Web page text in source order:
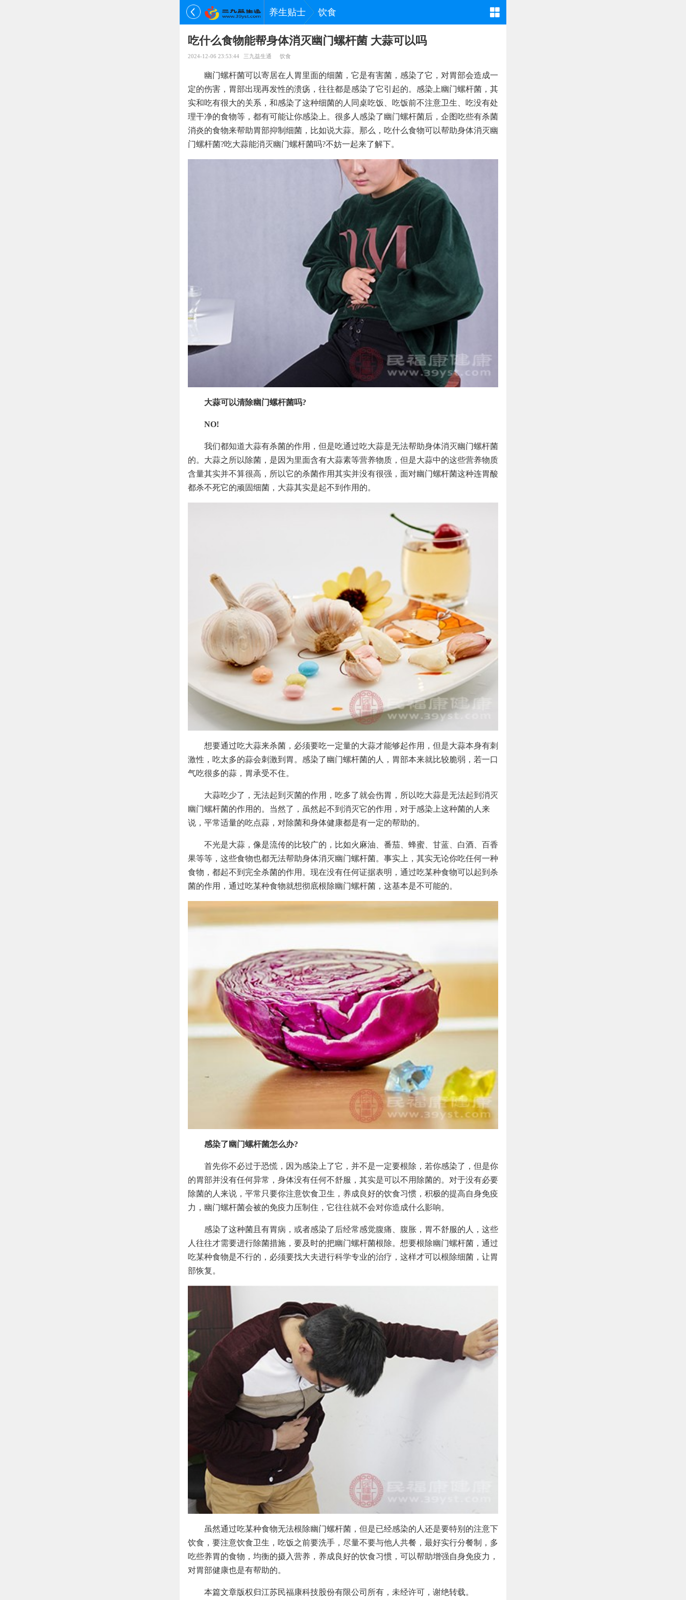
养生贴士 饮食
吃什么食物能帮身体消灭幽门螺杆菌 大蒜可以吗
2024-12-06 23:53:44 三九益生通 饮食
幽门螺杆菌可以寄居在人胃里面的细菌，它是有害菌，感染了它，对胃部会造成一
定的伤害，胃部出现再发性的溃疡，往往都是感染了它引起的。感染上幽门螺杆菌，其
实和吃有很大的关系，和感染了这种细菌的人同桌吃饭、吃饭前不注意卫生、吃没有处
理干净的食物等，都有可能让你感染上。很多人感染了幽门螺杆菌后，企图吃些有杀菌
消炎的食物来帮助胃部抑制细菌，比如说大蒜。那么，吃什么食物可以帮助身体消灭幽
门螺杆菌?吃大蒜能消灭幽门螺杆菌吗?不妨一起来了解下。
大蒜可以清除幽门螺杆菌吗?
NO!
我们都知道大蒜有杀菌的作用，但是吃通过吃大蒜是无法帮助身体消灭幽门螺杆菌
的。大蒜之所以除菌，是因为里面含有大蒜素等营养物质，但是大蒜中的这些营养物质
含量其实并不算很高，所以它的杀菌作用其实并没有很强，面对幽门螺杆菌这种连胃酸
都杀不死它的顽固细菌，大蒜其实是起不到作用的。
想要通过吃大蒜来杀菌，必须要吃一定量的大蒜才能够起作用，但是大蒜本身有刺
激性，吃太多的蒜会刺激到胃。感染了幽门螺杆菌的人，胃部本来就比较脆弱，若一口
气吃很多的蒜，胃承受不住。
大蒜吃少了，无法起到灭菌的作用，吃多了就会伤胃，所以吃大蒜是无法起到消灭
幽门螺杆菌的作用的。当然了，虽然起不到消灭它的作用，对于感染上这种菌的人来
说，平常适量的吃点蒜，对除菌和身体健康都是有一定的帮助的。
不光是大蒜，像是流传的比较广的，比如火麻油、番茄、蜂蜜、甘蓝、白酒、百香
果等等，这些食物也都无法帮助身体消灭幽门螺杆菌。事实上，其实无论你吃任何一种
食物，都起不到完全杀菌的作用。现在没有任何证据表明，通过吃某种食物可以起到杀
菌的作用，通过吃某种食物就想彻底根除幽门螺杆菌，这基本是不可能的。
感染了幽门螺杆菌怎么办?
首先你不必过于恐慌，因为感染上了它，并不是一定要根除，若你感染了，但是你
的胃部并没有任何异常，身体没有任何不舒服，其实是可以不用除菌的。对于没有必要
除菌的人来说，平常只要你注意饮食卫生，养成良好的饮食习惯，积极的提高自身免疫
力，幽门螺杆菌会被的免疫力压制住，它往往就不会对你造成什么影响。
感染了这种菌且有胃病，或者感染了后经常感觉腹痛、腹胀，胃不舒服的人，这些
人往往才需要进行除菌措施，要及时的把幽门螺杆菌根除。想要根除幽门螺杆菌，通过
吃某种食物是不行的，必须要找大夫进行科学专业的治疗，这样才可以根除细菌，让胃
部恢复。
虽然通过吃某种食物无法根除幽门螺杆菌，但是已经感染的人还是要特别的注意下
饮食，要注意饮食卫生，吃饭之前要洗手，尽量不要与他人共餐，最好实行分餐制，多
吃些养胃的食物，均衡的摄入营养，养成良好的饮食习惯，可以帮助增强自身免疫力，
对胃部健康也是有帮助的。
本篇文章版权归江苏民福康科技股份有限公司所有，未经许可，谢绝转载。